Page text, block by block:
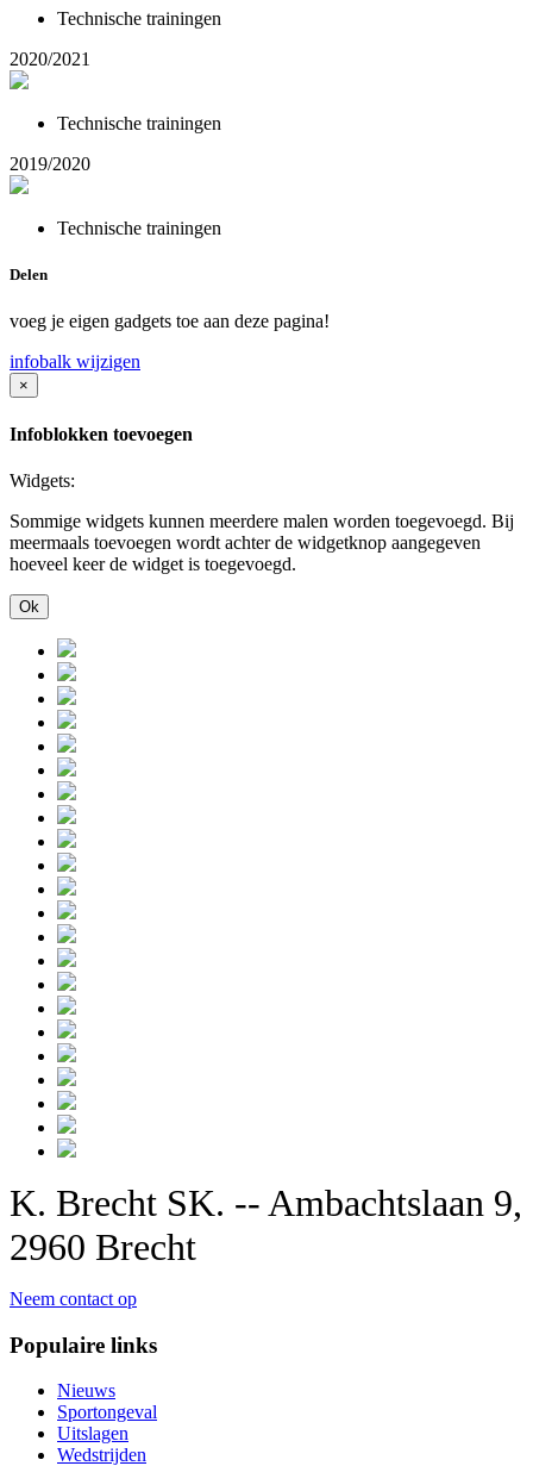
Technische trainingen
2020/2021
Technische trainingen
2019/2020
Technische trainingen
Delen
voeg je eigen gadgets toe aan deze pagina!
infobalk wijzigen
×
Infoblokken toevoegen
Widgets:
Sommige widgets kunnen meerdere malen worden toegevoegd. Bij
meermaals toevoegen wordt achter de widgetknop aangegeven
hoeveel keer de widget is toegevoegd.
Ok
K. Brecht SK. -- Ambachtslaan 9,
2960 Brecht
Neem contact op
Populaire links
Nieuws
Sportongeval
Uitslagen
Wedstrijden